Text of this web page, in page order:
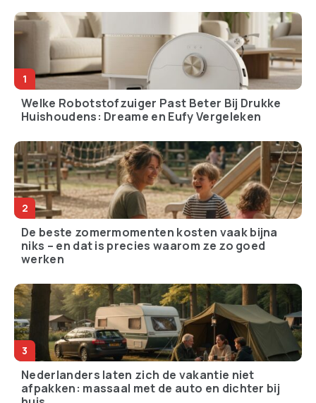
Welke Robotstofzuiger Past Beter Bij Drukke
Huishoudens: Dreame en Eufy Vergeleken
De beste zomermomenten kosten vaak bijna
niks – en dat is precies waarom ze zo goed
werken
Nederlanders laten zich de vakantie niet
afpakken: massaal met de auto en dichter bij